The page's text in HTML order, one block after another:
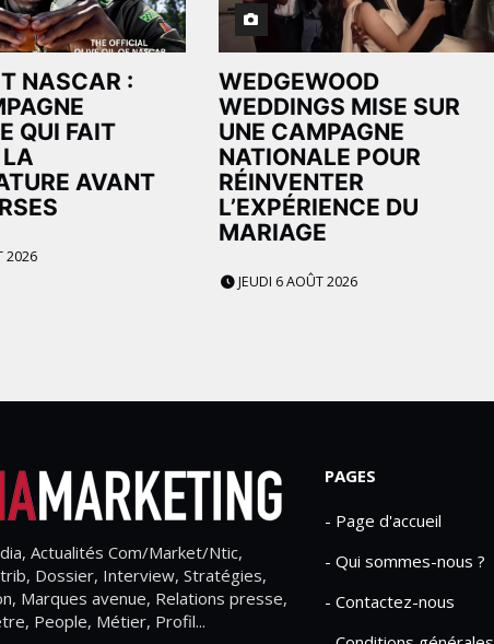
NASCAR :
QUI FAIT
AVANT
2026
WEDGEWOOD
WEDDINGS MISE SUR
UNE CAMPAGNE
NATIONALE POUR
RÉINVENTER
L’EXPÉRIENCE DU
MARIAGE
JEUDI 6 AOÛT 2026
Actualités Com/Market/Ntic,
Dossier, Interview, Stratégies,
Marques avenue, Relations presse,
People, Métier, Profil...
PAGES
- Page d'accueil
- Qui sommes-nous ?
- Contactez-nous